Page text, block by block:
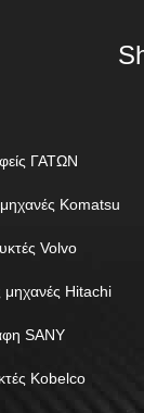
ΓΑΤΩΝ
μηχανές Komatsu
Volvo
μηχανές Hitachi
SANY
Kobelco